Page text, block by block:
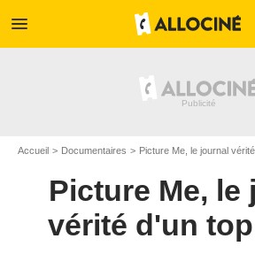
menu
Accueil Documentaires Picture Me, le journal
Picture Me, le
vérité d'un